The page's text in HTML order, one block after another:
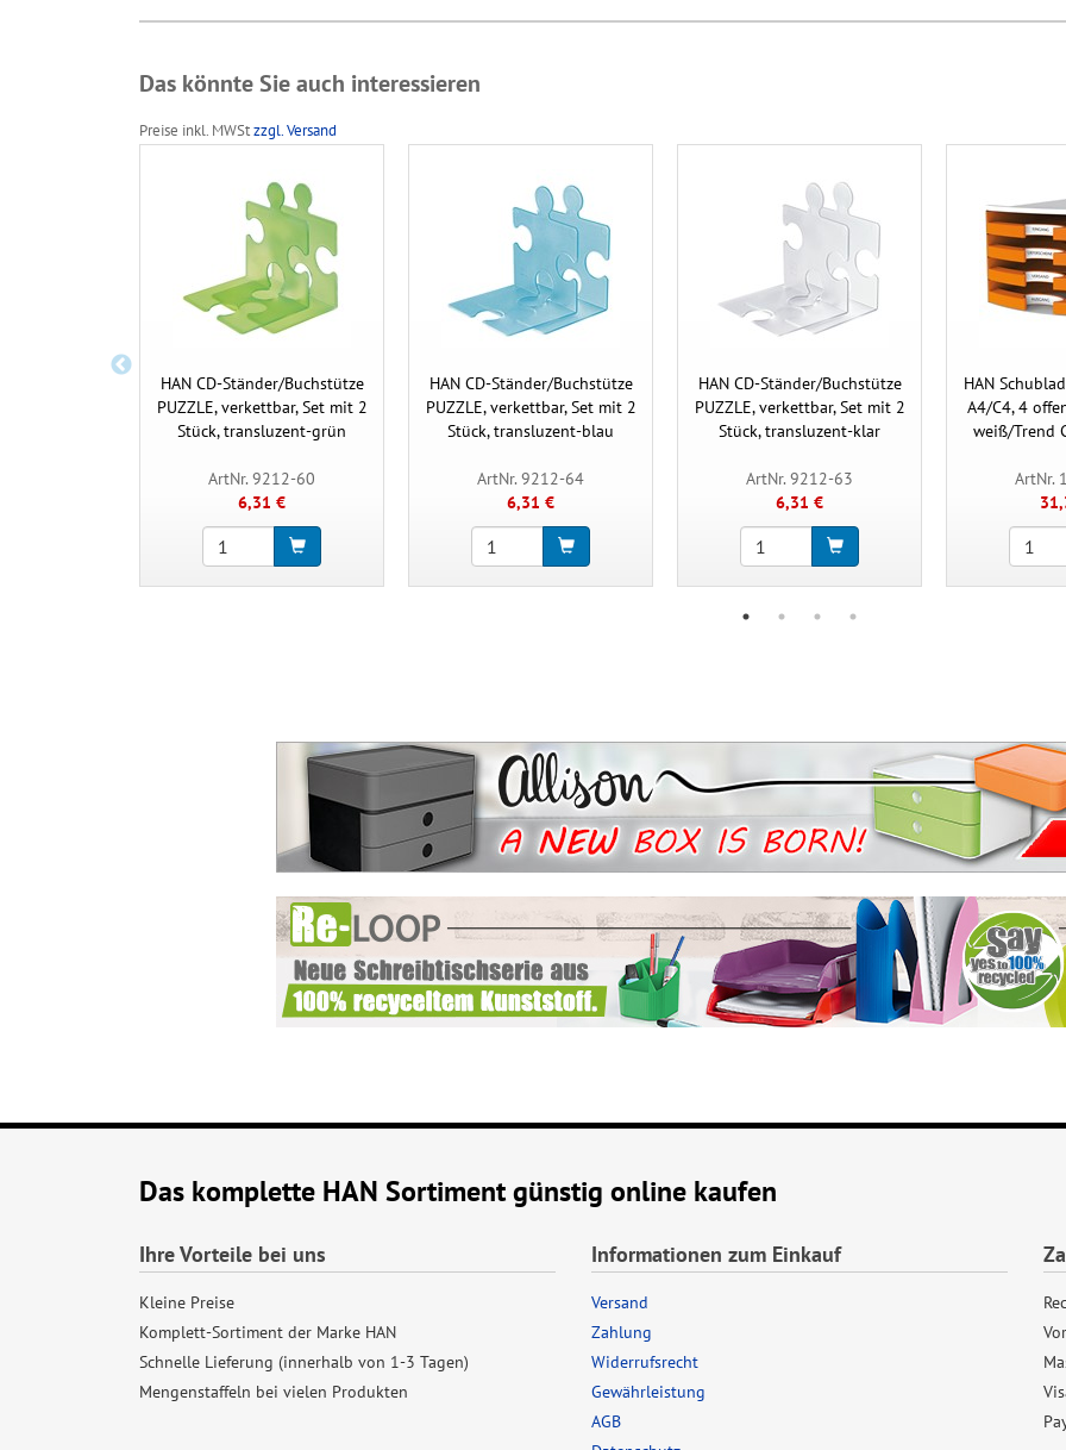
Das könnte Sie auch interessieren
Preise inkl. MWStzzgl. Versand
HAN CD-Ständer/Buchstütze
PUZZLE, verkettbar, Set mit 2
Stück, transluzent-grün
ArtNr. 9212-60
6,31 €
HAN CD-Ständer/Buchstütze
PUZZLE, verkettbar, Set mit 2
Stück, transluzent-blau
ArtNr. 9212-64
6,31 €
HAN CD-Ständer/Buchstütze
PUZZLE, verkettbar, Set mit 2
Stück, transluzent-klar
ArtNr. 9212-63
6,31 €
HAN
A4/C4, 4
weiß/Trend
ArtNr.
Das komplette HAN Sortiment günstig online kaufen
Ihre Vorteile bei uns
Kleine Preise
Komplett-Sortiment der Marke HAN
Schnelle Lieferung (innerhalb von 1-3 Tagen)
Mengenstaffeln bei vielen Produkten
Informationen zum Einkauf
Versand
Zahlung
Widerrufsrecht
Gewährleistung
AGB